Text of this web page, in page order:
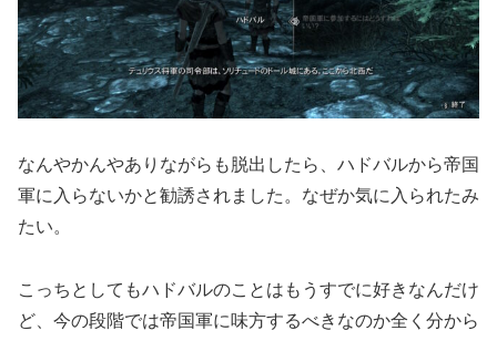
なんやかんやありながらも脱出したら、ハドバルから帝国
軍に入らないかと勧誘されました。なぜか気に入られたみ
たい。
こっちとしてもハドバルのことはもうすでに好きなんだけ
ど、今の段階では帝国軍に味方するべきなのか全く分から